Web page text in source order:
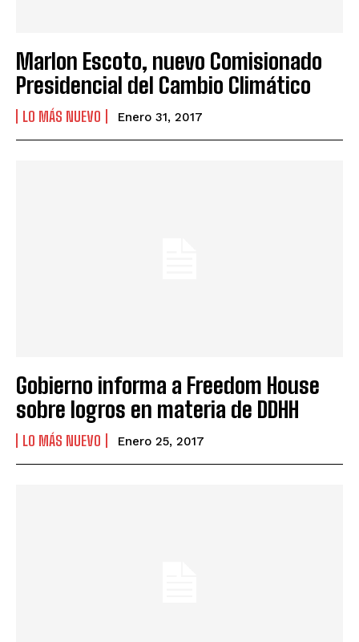
Marlon Escoto, nuevo Comisionado
Presidencial del Cambio Climático
LO MÁS NUEVO Enero 31, 2017
Gobierno informa a Freedom House
sobre logros en materia de DDHH
LO MÁS NUEVO Enero 25, 2017